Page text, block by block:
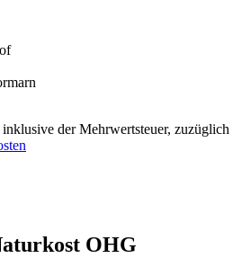
der Mehrwertsteuer, zuzüglich
OHG